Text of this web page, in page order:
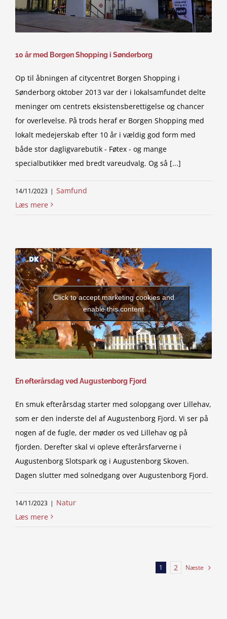
10 år med Borgen Shopping i Sønderborg
Op til åbningen af citycentret Borgen Shopping i
Sønderborg oktober 2013 var der i lokalsamfundet delte
meninger om centrets eksistensberettigelse og chancer
for overlevelse. På trods heraf er Borgen Shopping med
lokalt medejerskab efter 10 år i vældig god form med
både stor dagligvarebutik - Føtex - og mange
specialbutikker med bredt vareudvalg. Og så [...]
14/11/2023 | Samfund
Læs mere
Click to accept marketing cookies and
enable this content
En efterårsdag ved Augustenborg Fjord
En smuk efterårsdag starter med solopgang over Lillehav,
som er den inderste del af Augustenborg Fjord. Vi ser på
nogen af de fugle, der møder os ved Lillehav og på
fjorden. Derefter skal vi opleve efterårsfarverne i
Augustenborg Slotspark og i Augustenborg Skoven.
Dagen slutter med solnedgang over Augustenborg Fjord.
14/11/2023 | Natur
Læs mere
1 2 Næste